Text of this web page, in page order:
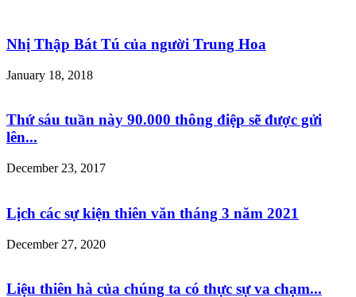
Nhị Thập Bát Tú của người Trung Hoa
January 18, 2018
Thứ sáu tuần này 90.000 thông điệp sẽ được gửi
lên...
December 23, 2017
Lịch các sự kiện thiên văn tháng 3 năm 2021
December 27, 2020
Liệu thiên hà của chúng ta có thực sự va chạm...